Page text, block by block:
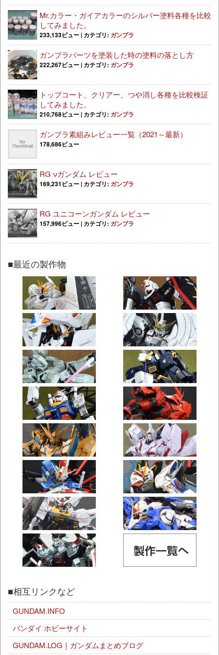
Mr.カラー・ガイアカラーのシルバー塗料各種を比較
してみました。
233,133ビュー | カテゴリ: ガンプラ
ガンプラパーツを塗装した時の塗料の落とし方
222,267ビュー | カテゴリ: ガンプラ
トップコート、クリアー、つや消し各種を比較検証
してみました。
210,768ビュー | カテゴリ: ガンプラ
ガンプラ素組みレビュー一覧（2021～最新）
178,686ビュー
RG νガンダム レビュー
169,231ビュー | カテゴリ: ガンプラ
RG ユニコーンガンダム レビュー
157,996ビュー | カテゴリ: ガンプラ
■最近の製作物
■相互リンクなど
GUNDAM.INFO
バンダイ ホビーサイト
GUNDAM.LOG｜ガンダムまとめブログ